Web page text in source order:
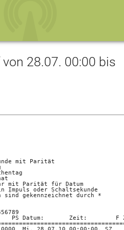
28.07. 00:00 bis